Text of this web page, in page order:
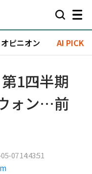
オピニオン AI PICK
1四半期
ォン…前
07 14:43:51